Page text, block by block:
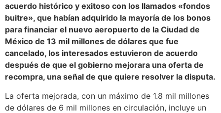
acuerdo histórico y exitoso con los llamados «fondos
buitre», que habían adquirido la mayoría de los bonos
para financiar el nuevo aeropuerto de la Ciudad de
México de 13 mil millones de dólares que fue
cancelado, los interesados estuvieron de acuerdo
después de que el gobierno mejorara una oferta de
recompra, una señal de que quiere resolver la disputa.
La oferta mejorada, con un máximo de 1.8 mil millones
de dólares de 6 mil millones en circulación, incluye un